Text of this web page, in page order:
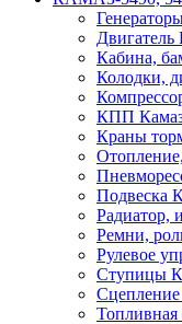
Двигатель
Кабина,
Колодки,
КПП
Краны
Подвеска
Радиатор,
Ремни,
Рулевое
Ступицы
Сцепление
Топливная